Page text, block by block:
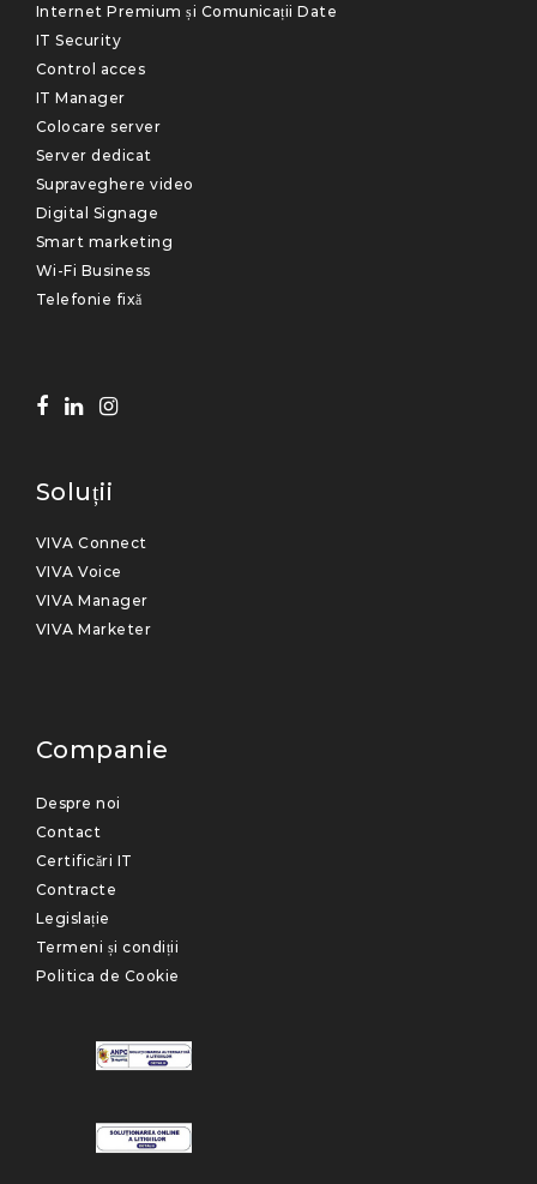
Internet Premium și Comunicații Date
IT Security
Control acces
IT Manager
Colocare server
Server dedicat
Supraveghere video
Digital Signage
Smart marketing
Wi-Fi Business
Telefonie fixă
Soluții
VIVA Connect
VIVA Voice
VIVA Manager
VIVA Marketer
Companie
Despre noi
Contact
Certificări IT
Contracte
Legislație
Termeni și condiții
Politica de Cookie